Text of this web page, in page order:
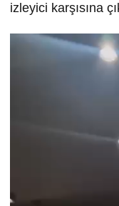
izleyici karşısına
Video